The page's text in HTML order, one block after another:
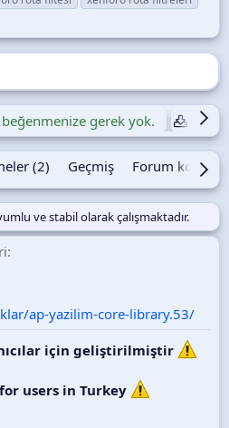
i
e
e
r
gerek yok.
(2) Geçmiş Forum konusu
ve stabil olarak çalışmaktadır.
ap-yazilim-core-library.53/
için geliştirilmiştir
users in Turkey